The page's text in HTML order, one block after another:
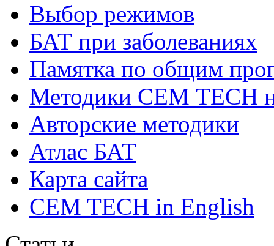
Выбор режимов
БАТ при заболеваниях
Памятка по общим
Методики СЕМ ТЕСН
Авторские методики
Атлас БАТ
Карта сайта
CEM TECH in English